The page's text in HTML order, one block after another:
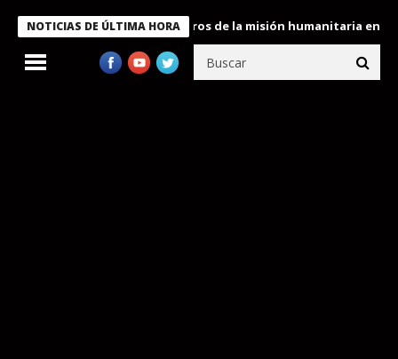
NOTICIAS DE ÚLTIMA HORA
condecora a miembros de la misión humanitaria enviada a